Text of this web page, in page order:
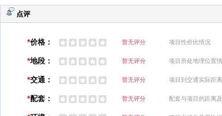
点评
*价格： 暂无评分
*地段： 暂无评分
*交通： 暂无评分
*配套： 暂无评分
项目性价比情况
项目所处地理位置
项目到交通实际距
配套与项目的距离